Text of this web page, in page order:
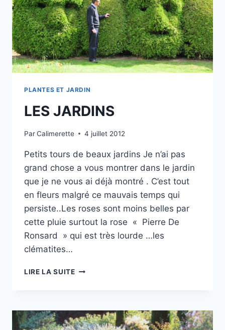
PLANTES ET JARDIN
LES JARDINS
ParCalimerette 4 juillet 2012
Petits tours de beaux jardins Je n’ai pas
grand chose a vous montrer dans le jardin
que je ne vous ai déjà montré . C’est tout
en fleurs malgré ce mauvais temps qui
persiste..Les roses sont moins belles par
cette pluie surtout la rose « Pierre De
Ronsard » qui est très lourde …les
clématites…
LIRE LA SUITELES